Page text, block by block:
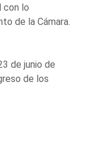
con lo
de la Cámara.
de junio de
de los